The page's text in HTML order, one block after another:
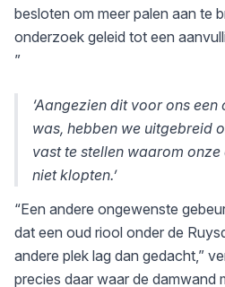
besloten om meer palen aan te
onderzoek geleid tot een
”
‘Aangezien dit voor ons
was, hebben we uitgebreid
vast te stellen waarom
niet klopten.’
“Een andere ongewenste
dat een oud riool onder de
andere plek lag dan gedacht,”
precies daar waar de damwand